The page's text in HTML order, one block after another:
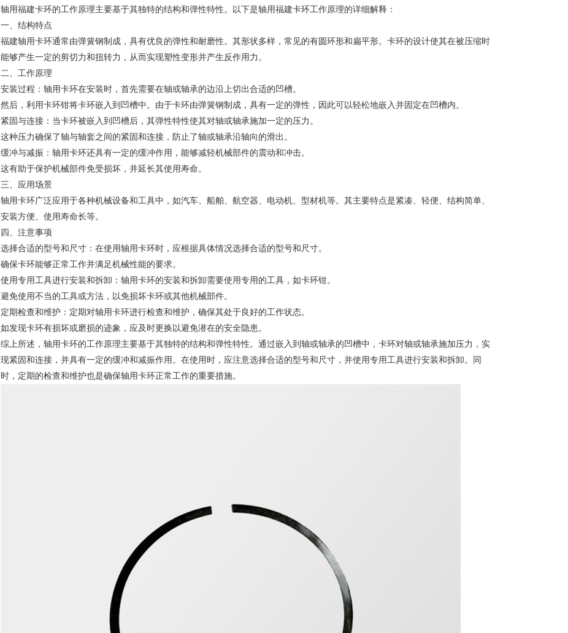
轴用福建卡环的工作原理主要基于其独特的结构和弹性特性。以下是轴用福建卡环工作原理的详细解释：
一、结构特点
福建轴用卡环通常由弹簧钢制成，具有优良的弹性和耐磨性。其形状多样，常见的有圆环形和扁平形。卡环的设计使其在被压缩时
能够产生一定的剪切力和扭转力，从而实现塑性变形并产生反作用力。
二、工作原理
安装过程：轴用卡环在安装时，首先需要在轴或轴承的边沿上切出合适的凹槽。
然后，利用卡环钳将卡环嵌入到凹槽中。由于卡环由弹簧钢制成，具有一定的弹性，因此可以轻松地嵌入并固定在凹槽内。
紧固与连接：当卡环被嵌入到凹槽后，其弹性特性使其对轴或轴承施加一定的压力。
这种压力确保了轴与轴套之间的紧固和连接，防止了轴或轴承沿轴向的滑出。
缓冲与减振：轴用卡环还具有一定的缓冲作用，能够减轻机械部件的震动和冲击。
这有助于保护机械部件免受损坏，并延长其使用寿命。
三、应用场景
轴用卡环广泛应用于各种机械设备和工具中，如汽车、船舶、航空器、电动机、型材机等。其主要特点是紧凑、轻便、结构简单、
安装方便、使用寿命长等。
四、注意事项
选择合适的型号和尺寸：在使用轴用卡环时，应根据具体情况选择合适的型号和尺寸。
确保卡环能够正常工作并满足机械性能的要求。
使用专用工具进行安装和拆卸：轴用卡环的安装和拆卸需要使用专用的工具，如卡环钳。
避免使用不当的工具或方法，以免损坏卡环或其他机械部件。
定期检查和维护：定期对轴用卡环进行检查和维护，确保其处于良好的工作状态。
如发现卡环有损坏或磨损的迹象，应及时更换以避免潜在的安全隐患。
综上所述，轴用卡环的工作原理主要基于其独特的结构和弹性特性。通过嵌入到轴或轴承的凹槽中，卡环对轴或轴承施加压力，实
现紧固和连接，并具有一定的缓冲和减振作用。在使用时，应注意选择合适的型号和尺寸，并使用专用工具进行安装和拆卸。同
时，定期的检查和维护也是确保轴用卡环正常工作的重要措施。